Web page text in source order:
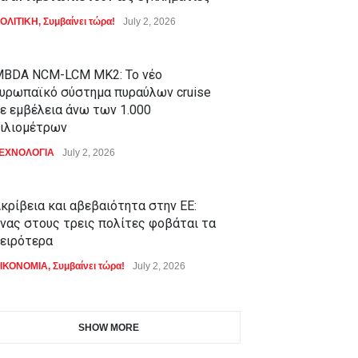
, Συμβαίνει τώρα! July 2, 2026
NCM-LCM MK2: Το νέο
σύστημα πυραύλων cruise
εμβέλεια άνω των 1.000
July 2, 2026
και αβεβαιότητα στην ΕΕ:
στους τρεις πολίτες φοβάται τα
, Συμβαίνει τώρα! July 2, 2026
SHOW MORE